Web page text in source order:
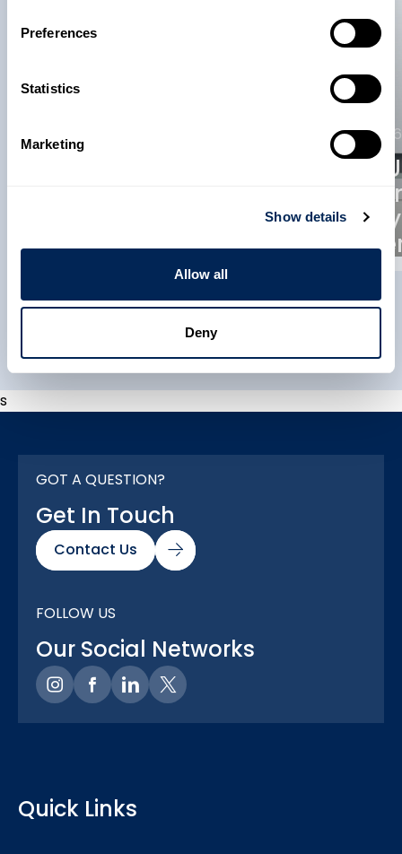
Preferences
Statistics
Marketing
Show details
Allow all
Deny
News
Future Pipe
A Member Of The
Association (ACMA)
News
12 May 2026
FPI In
s
GOT A QUESTION?
Get In Touch
Contact Us
FOLLOW US
Our Social Networks
Quick Links